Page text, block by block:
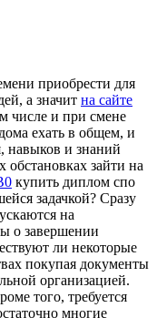
приобрести для
а значит на сайте
числе и при смене
ехать в общем, и
навыков и знаний
зайти на
купить диплом спо
задачкой? Сразу
на
о завершении
ли некоторые
покупая документы
организацией.
того, требуется
многие